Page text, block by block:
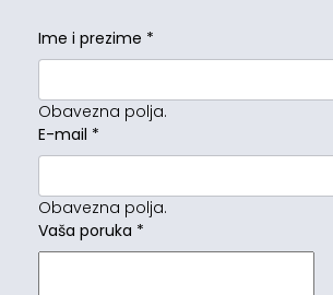
Ime i prezime *
Obavezna polja.
E-mail *
Obavezna polja.
Vaša poruka *